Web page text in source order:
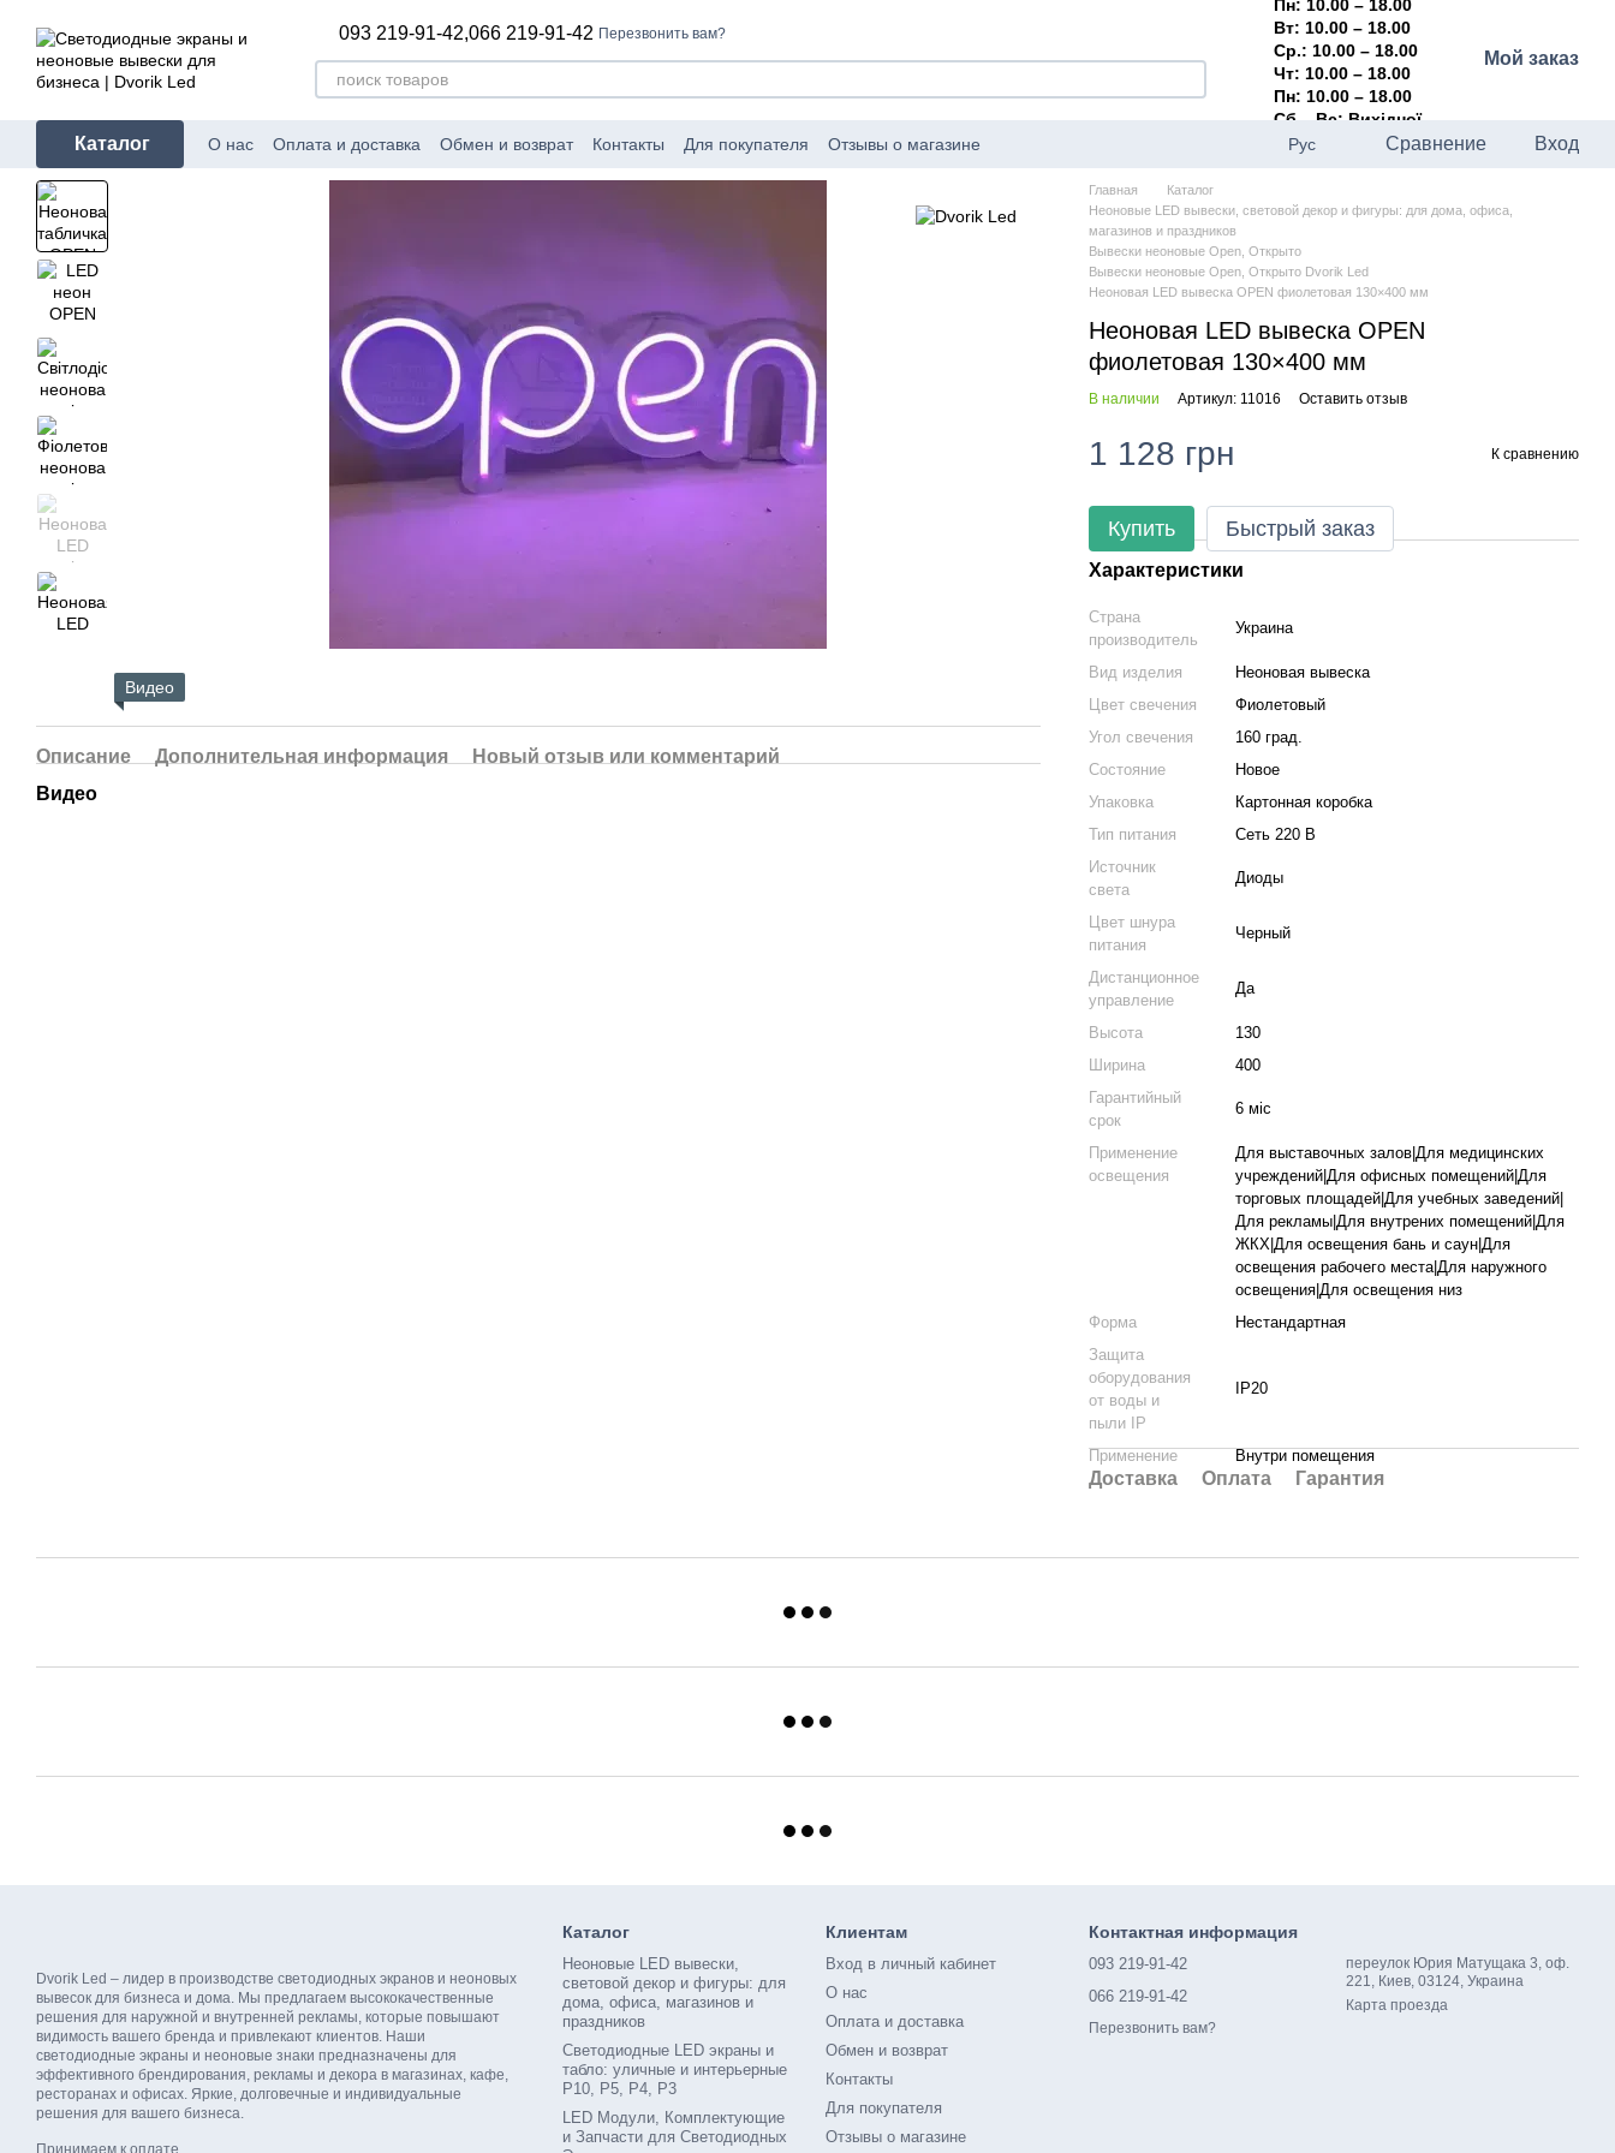
093 219-91-42,066 219-91-42 Перезвонить вам?
Пн: 10.00 – 18.00
Вт: 10.00 – 18.00
Ср.: 10.00 – 18.00
Чт: 10.00 – 18.00
Пн: 10.00 – 18.00
Сб – Вс: Вихідної
Мой заказ
Каталог О нас Оплата и доставка Обмен и возврат Контакты Для покупателя
Отзывы о магазине
Рус Сравнение Вход
Видео
Описание Дополнительная информация
Новый отзыв или комментарий
Видео
Главная
Каталог
Неоновые LED вывески, световой декор и фигуры: для дома, офиса,
магазинов и праздников
Вывески неоновые Open, Открыто
Вывески неоновые Open, Открыто Dvorik Led
Неоновая LED вывеска OPEN фиолетовая 130×400 мм
Неоновая LED вывеска OPEN
фиолетовая 130×400 мм
В наличии Артикул: 11016 Оставить отзыв
1 128 грн К сравнению
Купить Быстрый заказ
Характеристики
Страна
производитель
Украина
Вид изделия
Неоновая вывеска
Цвет свечения
Фиолетовый
Угол свечения
160 град.
Состояние
Новое
Упаковка
Картонная коробка
Тип питания
Сеть 220 В
Источник
света
Диоды
Цвет шнура
питания
Черный
Дистанционное
управление
Да
Высота
130
Ширина
400
Гарантийный
срок
6 міс
Применение
освещения
Для выставочных залов|Для медицинских
учреждений|Для офисных помещений|Для
торговых площадей|Для учебных заведений|
Для рекламы|Для внутрених помещений|Для
ЖКХ|Для освещения бань и саун|Для
освещения рабочего места|Для наружного
освещения|Для освещения низ
Форма
Нестандартная
Защита
оборудования
от воды и
пыли IP
IP20
Применение Внутри помещения
Доставка Оплата Гарантия
Dvorik Led – лидер в производстве светодиодных экранов и неоновых
вывесок для бизнеса и дома. Мы предлагаем высококачественные
решения для наружной и внутренней рекламы, которые повышают
видимость вашего бренда и привлекают клиентов. Наши
светодиодные экраны и неоновые знаки предназначены для
эффективного брендирования, рекламы и декора в магазинах, кафе,
ресторанах и офисах. Яркие, долговечные и индивидуальные
решения для вашего бизнеса.
Принимаем к оплате
Каталог
Неоновые LED вывески,
световой декор и фигуры: для
дома, офиса, магазинов и
праздников
Светодиодные LED экраны и
табло: уличные и интерьерные
P10, P5, P4, P3
LED Модули, Комплектующие
и Запчасти для Светодиодных
Клиентам
Вход в личный кабинет
О нас
Оплата и доставка
Обмен и возврат
Контакты
Для покупателя
Отзывы о магазине
Контактная информация
093 219-91-42
066 219-91-42
Перезвонить вам?
переулок Юрия Матущака 3, оф.
221, Киев, 03124, Украина
Карта проезда